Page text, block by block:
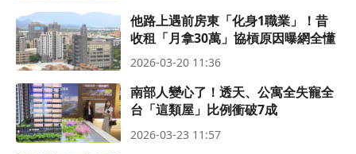
他路上遇前房東「化身1職業」！昔
收租「月拿30萬」協槓原因曝網全懂
2026-03-20 11:36
南部人變心了！透天、公寓全失寵全
台「這類屋」比例衝破7成
2026-03-23 11:57